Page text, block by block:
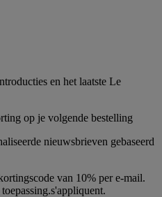
en het laatste Le
op je volgende bestelling
nieuwsbrieven gebaseerd
van 10% per e-mail.